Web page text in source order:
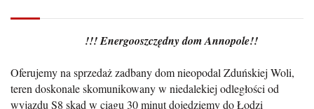
!!! Energooszczędny dom Annopole!!
Oferujemy na sprzedaż zadbany dom nieopodal Zduńskiej Woli,
teren doskonale skomunikowany w niedalekiej odległości od
wyjazdu S8 skąd w ciągu 30 minut dojedziemy do Łodzi